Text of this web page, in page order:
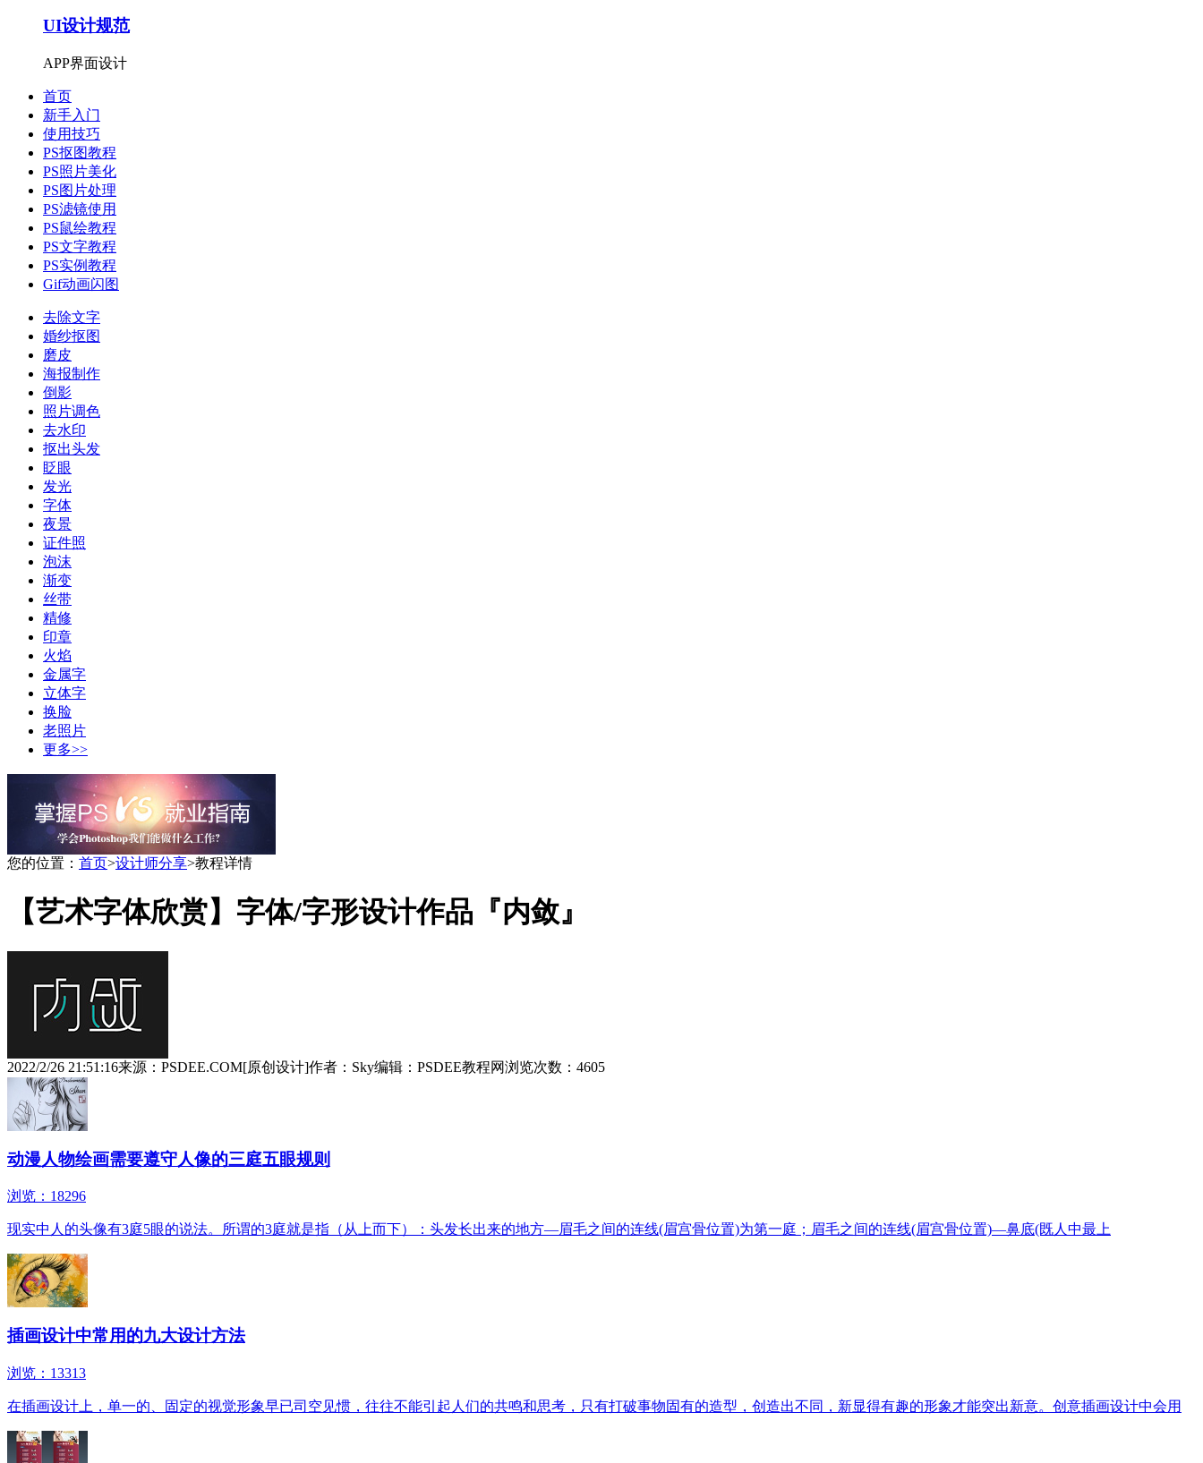
UI设计规范
APP界面设计
首页
新手入门
使用技巧
PS抠图教程
PS照片美化
PS图片处理
PS滤镜使用
PS鼠绘教程
PS文字教程
PS实例教程
Gif动画闪图
去除文字
婚纱抠图
磨皮
海报制作
倒影
照片调色
去水印
抠出头发
眨眼
发光
字体
夜景
证件照
泡沫
渐变
丝带
精修
印章
火焰
金属字
立体字
换脸
老照片
更多>>
您的位置： 首页>设计师分享>教程详情
【艺术字体欣赏】字体/字形设计作品『内敛』
2022/2/26 21:51:16来源：PSDEE.COM[原创设计]作者：Sky编辑：PSDEE教程网浏览次数：4605
动漫人物绘画需要遵守人像的三庭五眼规则
浏览：18296
现实中人的头像有3庭5眼的说法。所谓的3庭就是指（从上而下）：头发长出来的地方—眉毛之间的连线(眉宫骨位置)为第一庭；眉毛之间的连线(眉宫骨位置)—鼻底(既人中最上
插画设计中常用的九大设计方法
浏览：13313
在插画设计上，单一的、固定的视觉形象早已司空见惯，往往不能引起人们的共鸣和思考，只有打破事物固有的造型，创造出不同，新显得有趣的形象才能突出新意。创意插画设计中会用